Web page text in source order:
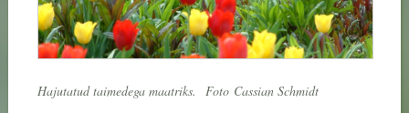
Hajutatud taimedega maatriks. Foto Cassian Schmidt